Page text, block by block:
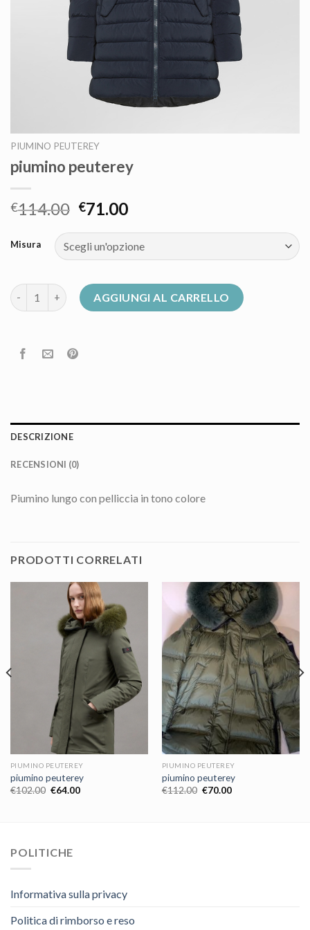
PIUMINO PEUTEREY
piumino peuterey
€114.00 €71.00
Misura
piumino peuterey quantitàAGGIUNGI AL CARRELLO
DESCRIZIONE
RECENSIONI (0)
Piumino lungo con pelliccia in tono colore
PRODOTTI CORRELATI
PIUMINO PEUTEREY
piumino peuterey
€102.00 €64.00
PIUMINO PEUTEREY
piumino peuterey
€112.00 €70.00
POLITICHE
Informativa sulla privacy
Politica di rimborso e reso